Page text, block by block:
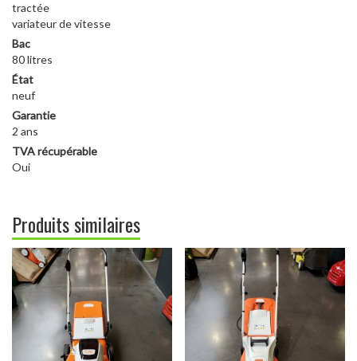
tractée
variateur de vitesse
Bac
80 litres
État
neuf
Garantie
2 ans
TVA récupérable
Oui
Produits similaires